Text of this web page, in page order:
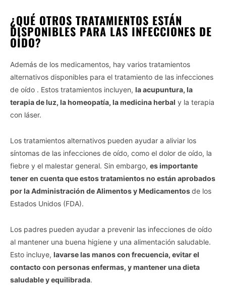
¿QUÉ OTROS TRATAMIENTOS ESTÁN
DISPONIBLES PARA LAS INFECCIONES DE
OÍDO?
Además de los medicamentos, hay varios tratamientos
alternativos disponibles para el tratamiento de las infecciones
de oído . Estos tratamientos incluyen, la acupuntura, la
terapia de luz, la homeopatía, la medicina herbal y la terapia
con láser.
Los tratamientos alternativos pueden ayudar a aliviar los
síntomas de las infecciones de oído, como el dolor de oído, la
fiebre y el malestar general. Sin embargo, es importante
tener en cuenta que estos tratamientos no están aprobados
por la Administración de Alimentos y Medicamentosde los
Estados Unidos (FDA).
Los padres pueden ayudar a prevenir las infecciones de oído
al mantener una buena higiene y una alimentación saludable.
Esto incluye, lavarse las manos con frecuencia, evitar el
contacto con personas enfermas, y mantener una dieta
saludable y equilibrada.